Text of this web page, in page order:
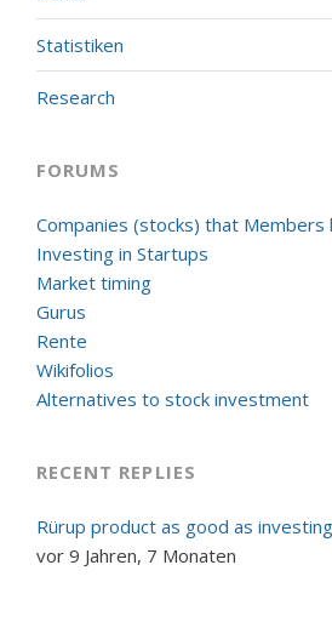
Statistiken
Research
FORUMS
Companies (stocks) that Members
Investing in Startups
Market timing
Gurus
Rente
Wikifolios
Alternatives to stock investment
RECENT REPLIES
Rürup product as good as
vor 9 Jahren, 7 Monaten